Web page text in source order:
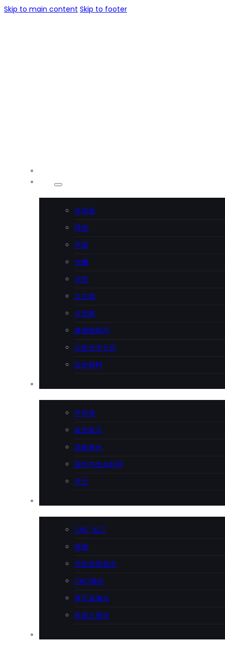
Skip to main content Skip to footer
非球面
球面
平面
光栅
光管
立方镜
分划板
微透镜阵列
衍射光学元件
红外材料
半导体
航空航天
高能激光
医学与生命科学
天文
CNC 加工
研磨
传统沥青抛光
CNC抛光
离子束抛光
机器人抛光